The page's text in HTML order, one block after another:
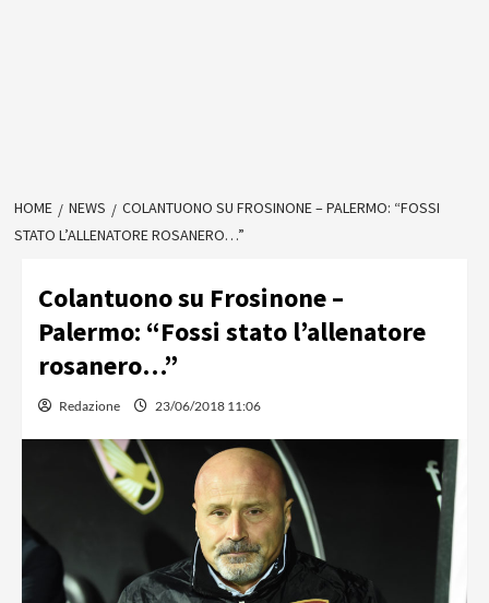
HOME NEWS
COLANTUONO SU FROSINONE – PALERMO: “FOSSI
STATO L’ALLENATORE ROSANERO…”
Colantuono su Frosinone –
Palermo: “Fossi stato l’allenatore
rosanero…”
Redazione 23/06/2018 11:06